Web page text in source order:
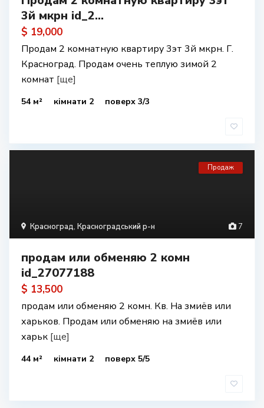
3й мкрн id_2...
$ 19,000
Продам 2 комнатную квартиру 3эт 3й мкрн. Г.
Красноград. Продам очень теплую зимой 2
комнат [ще]
54 м² кімнати 2 поверх 3/3
7
Красноград, Красноградський р-н
Продаж
продам или обменяю 2 комн
id_27077188
$ 13,500
продам или обменяю 2 комн. Кв. На змиёв или
харьков. Продам или обменяю на змиёв или
харьк [ще]
44 м² кімнати 2 поверх 5/5